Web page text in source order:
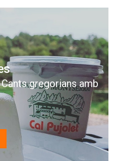
gregorians amb